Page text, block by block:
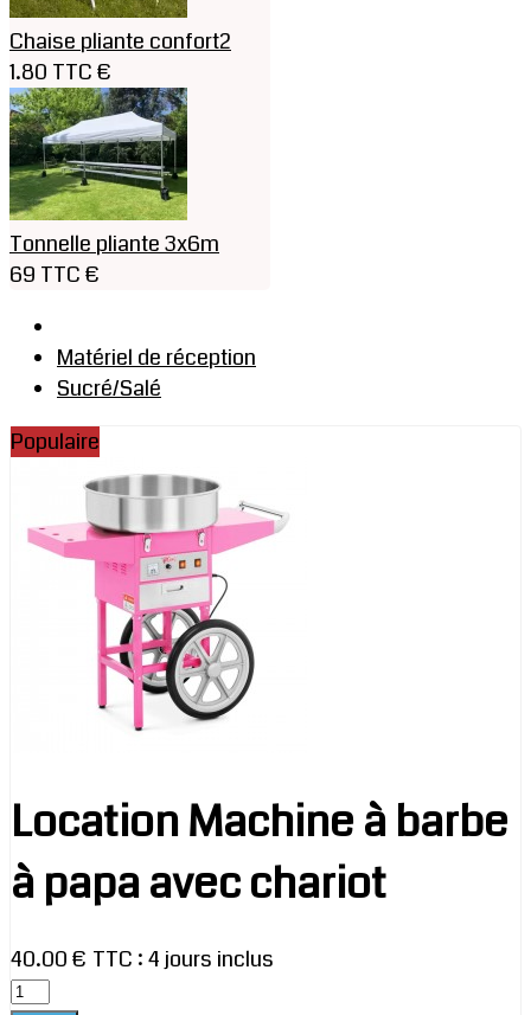
Chaise pliante confort2
1.80 TTC €
Tonnelle pliante 3x6m
69 TTC €
Matériel de réception
Sucré/Salé
Populaire
Location Machine à barbe
à papa avec chariot
40.00 € TTC :4 jours inclus